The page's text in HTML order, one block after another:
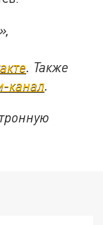
. Также
канал